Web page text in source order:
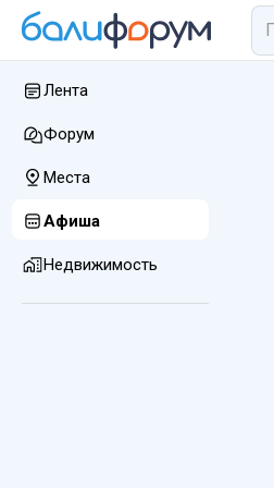
Лента
Форум
Места
Афиша
Недвижимость